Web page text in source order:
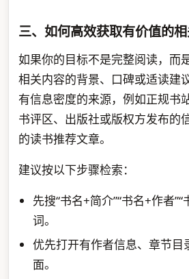
三、如何高效获取有价值的
如果你的目标不是完整阅读，而
相关内容的背景、口碑或适读建
有信息密度的来源，例如正规书
书评区、出版社或版权方发布的
的读书推荐文章。
建议按以下步骤检索：
先搜“书名+简介”“书名+作者
词。
优先打开有作者信息、章节目
面。